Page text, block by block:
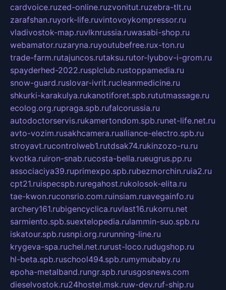
cardvoice.ruzed-online.ruzvonitut.ruzebra-tlt.ru
zarafshan.ruyork-life.ruvintovoykompressor.ru
vladivostok-map.ruvlknrussia.ruwasabi-shop.ru
webamator.ruzaryna.ruyoutubefree.rux-ton.ru
trade-farm.rutajuncos.rutaksu.rutor-lyubov-i-grom.ru
spayderhed-2022.rusplclub.rustoppamedia.ru
snow-guard.ruslovar-ivrit.rucleanmedicine.ru
shkurki-karakulya.rukanotiforet.spb.rututmassage.ru
ecolog.org.rupraga.spb.rufalcorussia.ru
autodoctorservis.rukamertondom.spb.runet-life.net.ru
avto-vozim.rusakhcamera.rualliance-electro.spb.ru
stroyavt.rucontrolweb1.rutdsak74.rukinzozo-ru.ru
kvotka.ruiron-snab.rucosta-bella.rueugrus.pp.ru
associaciya39.ruprimexpo.spb.rubezmorchin.ruia2.ru
cpt21.ruispecspb.ruregahost.rukolosok-elita.ru
tae-kwon.ruconsrio.com.ruinsiam.ruavegainfo.ru
archery161.rubigencyclica.ruvlast16.rukorru.net
sarmiento.spb.suextelopedia.rulammin-suo.spb.ru
iskatour.spb.rusnpi.org.rurunning-line.ru
krygeva-spa.ruchel.net.rurust-loco.rudugshop.ru
hl-beta.spb.ruschool494.spb.rumymubaby.ru
epoha-metalband.rungr.spb.rurusgosnews.com
dieselvostok.ru24hostel.msk.ruw-dev.ruf-ship.ru